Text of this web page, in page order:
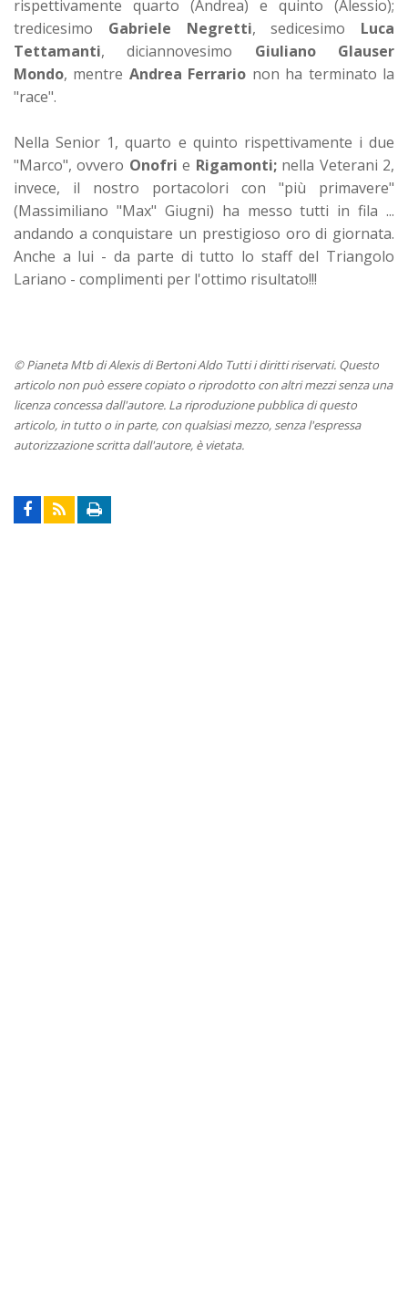
rispettivamente quarto (Andrea) e quinto (Alessio);
tredicesimo Gabriele Negretti, sedicesimo Luca
Tettamanti, diciannovesimo Giuliano Glauser
Mondo, mentre Andrea Ferrario non ha terminato la
"race".
Nella Senior 1, quarto e quinto rispettivamente i due
"Marco", ovvero Onofri e Rigamonti;nella Veterani 2,
invece, il nostro portacolori con "più primavere"
(Massimiliano "Max" Giugni) ha messo tutti in fila ...
andando a conquistare un prestigioso oro di giornata.
Anche a lui - da parte di tutto lo staff del Triangolo
Lariano - complimenti per l'ottimo risultato!!!
© Pianeta Mtb di Alexis di Bertoni Aldo Tutti i diritti riservati. Questo
articolo non può essere copiato o riprodotto con altri mezzi senza una
licenza concessa dall'autore. La riproduzione pubblica di questo
articolo, in tutto o in parte, con qualsiasi mezzo, senza l'espressa
autorizzazione scritta dall'autore, è vietata.